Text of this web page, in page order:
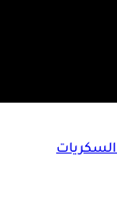
السكريات